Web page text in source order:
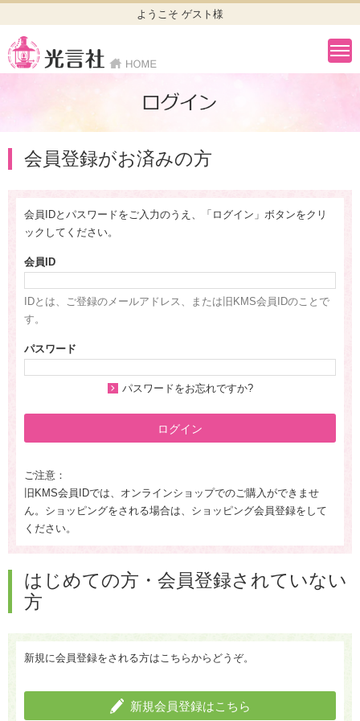
ようこそ ゲスト様
会員登録がお済みの方
会員IDとパスワードをご入力のうえ、「ログイン」ボタンをクリ
ックしてください。
会員ID
IDとは、ご登録のメールアドレス、または旧KMS会員IDのことで
す。
パスワード
パスワードをお忘れですか?
ログイン
ご注意：
旧KMS会員IDでは、オンラインショップでのご購入ができませ
ん。ショッピングをされる場合は、ショッピング会員登録をして
ください。
はじめての方・会員登録されていない
方
新規に会員登録をされる方はこちらからどうぞ。
新規会員登録はこちら